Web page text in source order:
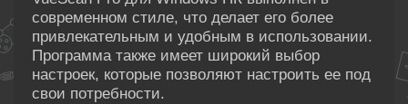
современном стиле, что делает его более
привлекательным и удобным в использовании.
Программа также имеет широкий выбор
настроек, которые позволяют настроить ее под
свои потребности.